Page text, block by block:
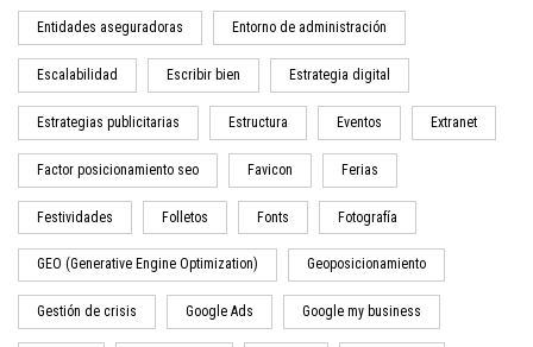
Entidades aseguradoras Entorno de administración
Escalabilidad Escribir bien Estrategia digital
Estrategias publicitarias Estructura Eventos Extranet
Factor posicionamiento seo Favicon Ferias
Festividades Folletos Fonts Fotografía
GEO (Generative Engine Optimization) Geoposicionamiento
Gestión de crisis Google Ads Google my business